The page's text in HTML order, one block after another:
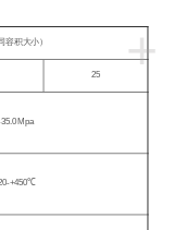
+
容积大小）
25
35.0 Mpa
+450℃